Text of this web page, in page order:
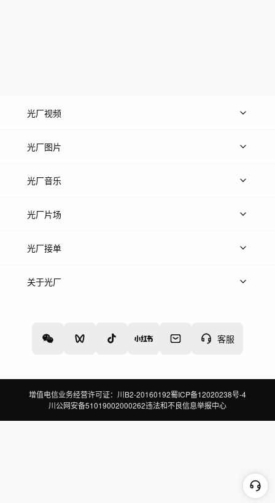
客服
光厂视频
上传视频
光厂图片
上传图片
光厂音乐
热门音乐
光厂片场
上传案例
光厂接单
上架服务
关于光厂
增值电信业务经营许可证：川B2-20160192蜀ICP备12020238号-4
川公网安备51019002000262违法和不良信息举报中心